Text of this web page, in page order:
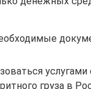
груза в